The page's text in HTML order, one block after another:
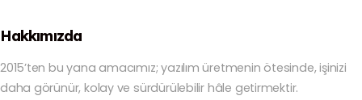
Hakkımızda
2015’ten bu yana amacımız; yazılım üretmenin ötesinde, işinizi
daha görünür, kolay ve sürdürülebilir hâle getirmektir.